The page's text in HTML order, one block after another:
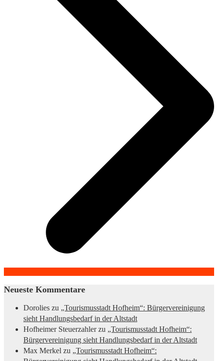
Neueste Kommentare
Dorolies zu „Tourismusstadt Hofheim“: Bürgervereinigung
sieht Handlungsbedarf in der Altstadt
Hofheimer Steuerzahlerzu „Tourismusstadt Hofheim“:
Bürgervereinigung sieht Handlungsbedarf in der Altstadt
Max Merkel zu „Tourismusstadt Hofheim“: